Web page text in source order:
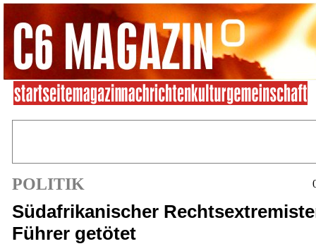
POLITIK
Südafrikanischer
Führer getötet